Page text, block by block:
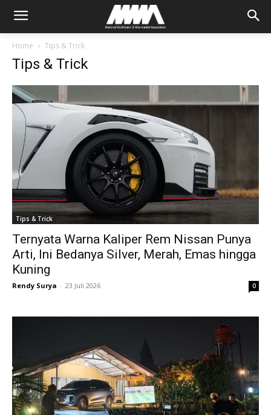
Home Tips & Trick
Tips & Trick
Tips & Trick
Ternyata Warna Kaliper Rem Nissan Punya
Arti, Ini Bedanya Silver, Merah, Emas hingga
Kuning
Rendy Surya - 23 Juli 2026 0